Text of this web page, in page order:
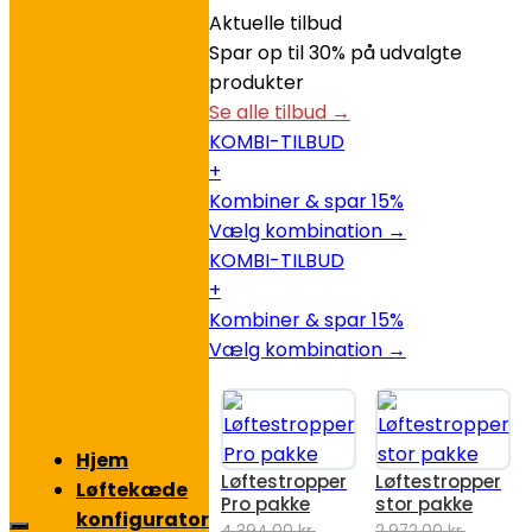
Hjem
Løftekæde
konfigurator
Aktuelle tilbud
Spar op til 30% på udvalgte
produkter
Se alle tilbud →
KOMBI-TILBUD
+
Kombiner & spar 15%
Vælg kombination →
KOMBI-TILBUD
+
Kombiner & spar 15%
Vælg kombination →
Løftestropper
Pro pakke
Løftestropper
stor pakke